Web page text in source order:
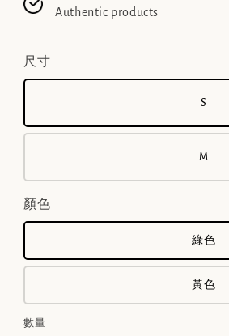
Authentic products
尺寸
S
M
顏色
綠色
黃色
數量